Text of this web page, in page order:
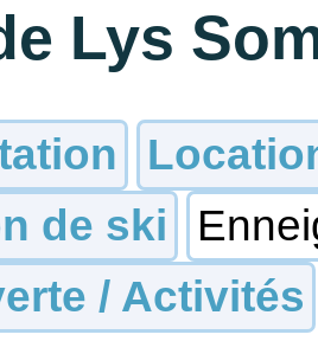
Lys
de ski
/ Activités